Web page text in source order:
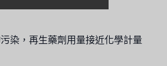
染，再生藥劑用量接近化學計量